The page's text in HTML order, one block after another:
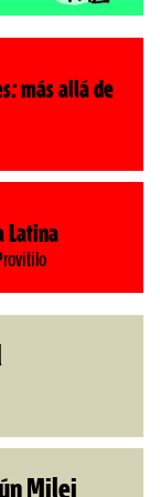
más allá de
Latina